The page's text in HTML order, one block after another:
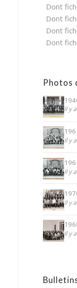
Dont
Dont
Dont
Dont
Photos
Il y
Il y
Il y
Il y
Il y